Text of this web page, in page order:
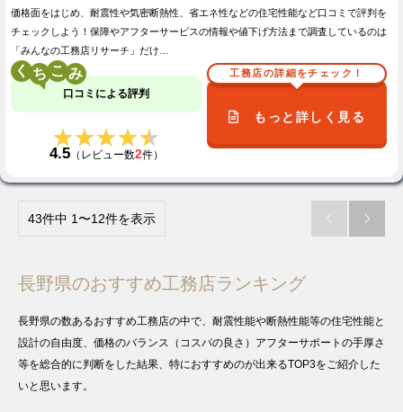
価格面をはじめ、耐震性や気密断熱性、省エネ性などの住宅性能など口コミで評判を
チェックしよう！保障やアフターサービスの情報や値下げ方法まで調査しているのは
「みんなの工務店リサーチ」だけ…
く こ
口コミによる評判
★★★★★
★★★★★
4.5（レビュー数2件）
工務店の詳細をチェック！
もっと詳しく見る
43件中 1〜12件を表示  
長野県のおすすめ工務店ランキング
長野県の数あるおすすめ工務店の中で、耐震性能や断熱性能等の住宅性能と
設計の自由度、価格のバランス（コスパの良さ）アフターサポートの手厚さ
等を総合的に判断をした結果、特におすすめのが出来るTOP3をご紹介した
いと思います。